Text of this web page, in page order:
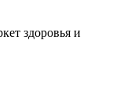
здоровья и